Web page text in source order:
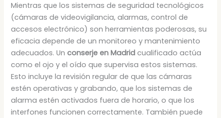
Mientras que los sistemas de seguridad tecnológicos
(cámaras de videovigilancia, alarmas, control de
accesos electrónico) son herramientas poderosas, su
eficacia depende de un monitoreo y mantenimiento
adecuados. Unconserje en Madrid cualificado actúa
como el ojo y el oído que supervisa estos sistemas.
Esto incluye la revisión regular de que las cámaras
estén operativas y grabando, que los sistemas de
alarma estén activados fuera de horario, o que los
interfones funcionen correctamente. También puede